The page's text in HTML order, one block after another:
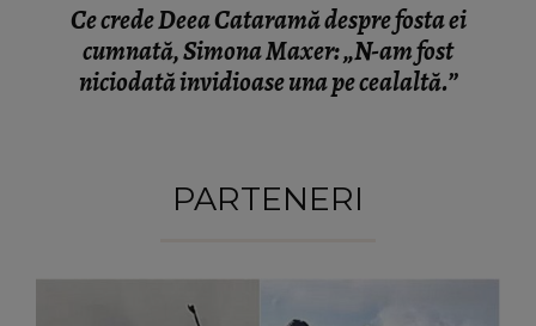
Ce crede Deea Cataramă despre fosta ei
cumnată, Simona Maxer: „N-am fost
niciodată invidioase una pe cealaltă.”
PARTENERI